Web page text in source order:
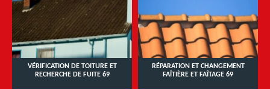
VÉRIFICATION DE TOITURE ET
RECHERCHE DE FUITE 69
RÉPARATION ET CHANGEMENT
FAÎTIÈRE ET FAÎTAGE 69